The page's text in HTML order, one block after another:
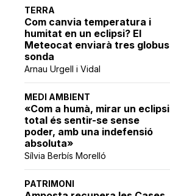
TERRA
Com canvia temperatura i
humitat en un eclipsi? El
Meteocat enviarà tres globus
sonda
Arnau Urgell i Vidal
MEDI AMBIENT
«Com a humà, mirar un eclipsi
total és sentir-se sense
poder, amb una indefensió
absoluta»
Sílvia Berbís Morelló
PATRIMONI